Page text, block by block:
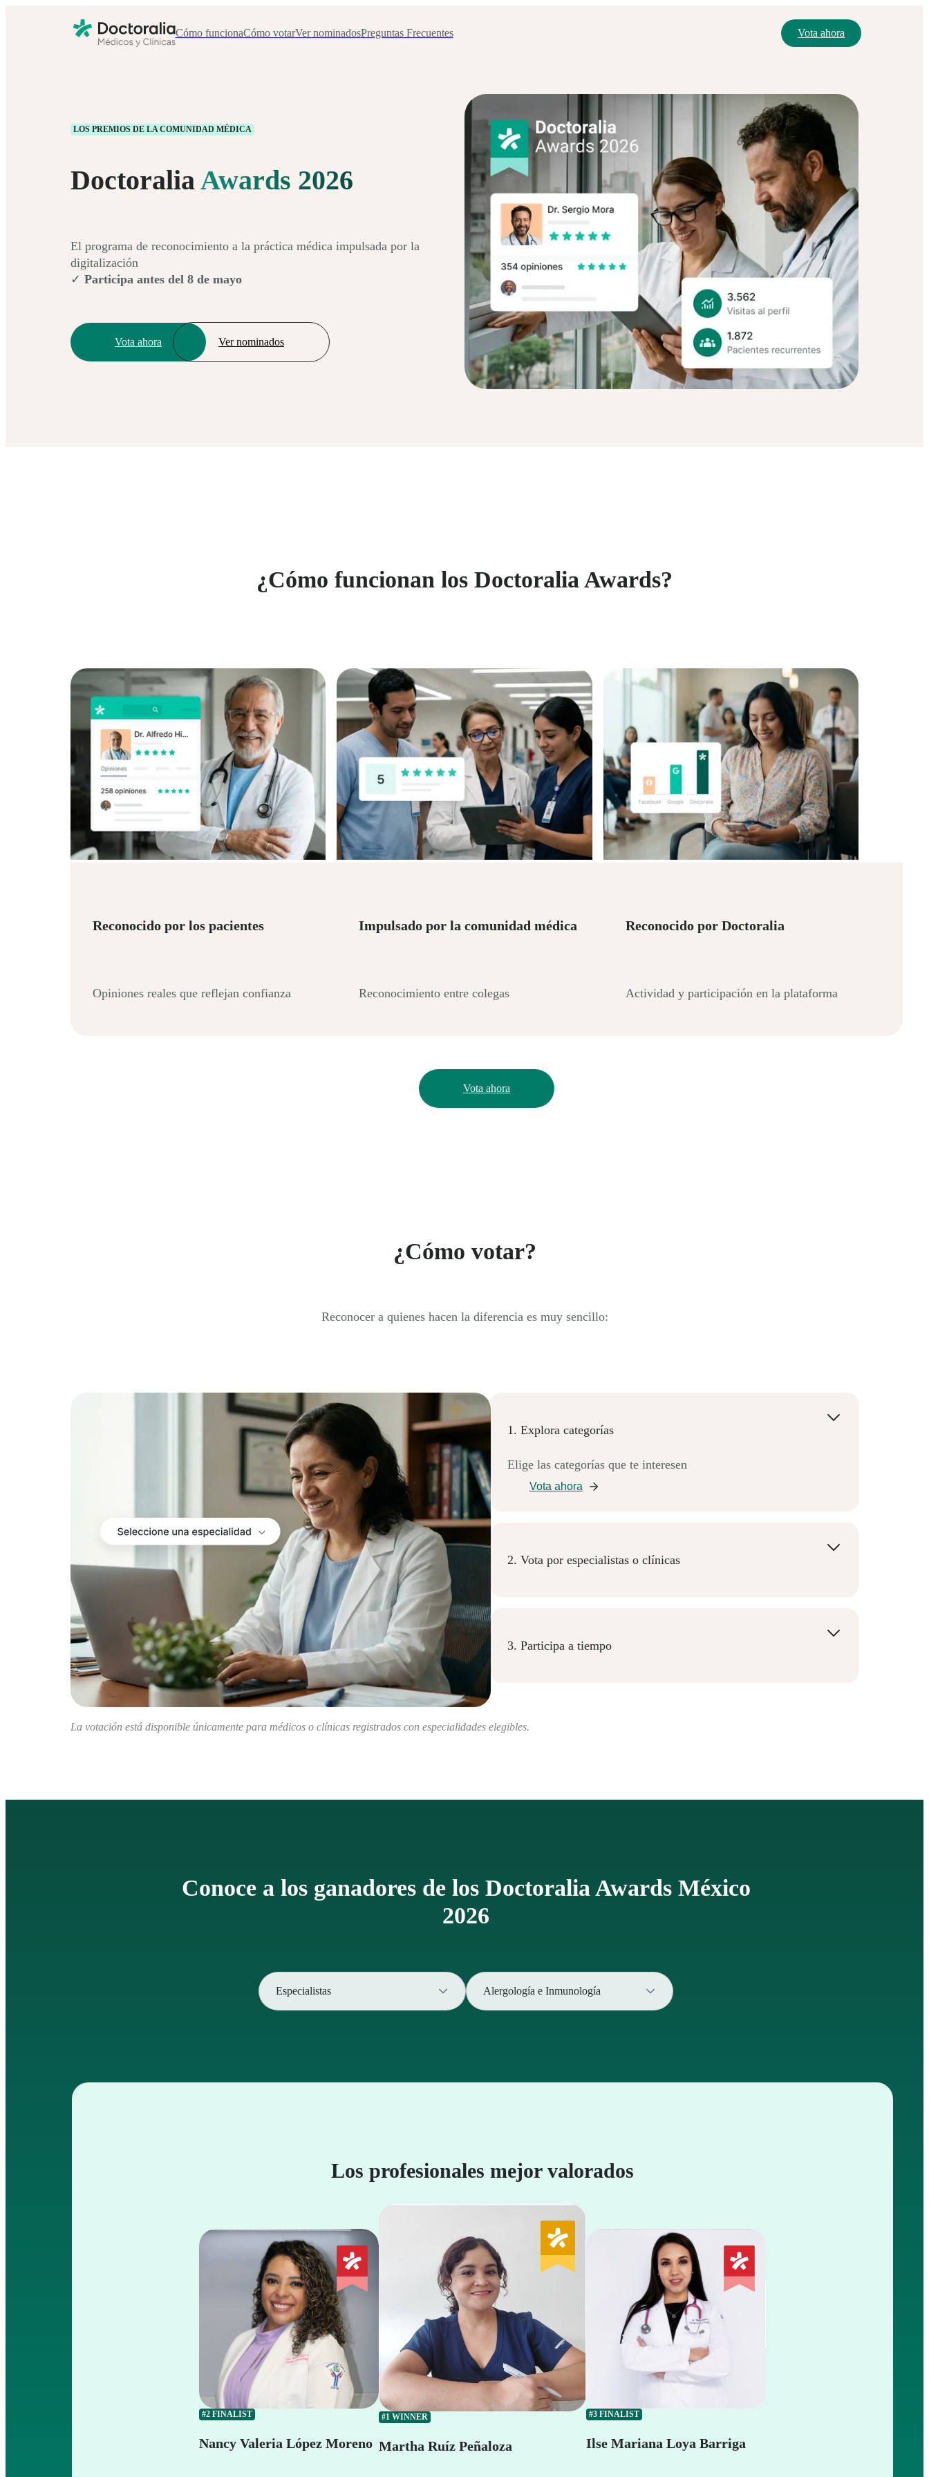
Cómo funcionaCómo votarVer nominadosPreguntas Frecuentes Vota ahora
LOS PREMIOS DE LA COMUNIDAD MÉDICA
DoctoraliaAwards 2026
El programa de reconocimiento a la práctica médica impulsada por la
digitalización
✓ Participa antes del 8 de mayo
Vota ahora Ver nominados
¿Cómo funcionan los Doctoralia Awards?
Reconocido por los pacientes
Opiniones reales que reflejan confianza
Impulsado por la comunidad médica
Reconocimiento entre colegas
Reconocido por Doctoralia
Actividad y participación en la plataforma
Vota ahora
¿Cómo votar?
Reconocer a quienes hacen la diferencia es muy sencillo:
1. Explora categorías
Elige las categorías que te interesen
Vota ahora
2. Vota por especialistas o clínicas
3. Participa a tiempo
La votación está disponible únicamente para médicos o clínicas registrados con especialidades elegibles.
Conoce a los ganadores de los Doctoralia Awards México
2026
Especialistas Alergología e Inmunología
Los profesionales mejor valorados
#2 FINALIST
Nancy Valeria López Moreno
#1 WINNER
Martha Ruíz Peñaloza
#3 FINALIST
Ilse Mariana Loya Barriga